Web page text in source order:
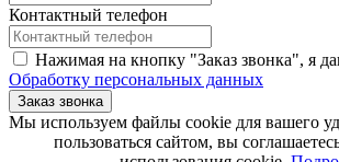
Контактный телефон
Нажимая на кнопку "Заказ звонка", я
Обработку персональных данных
Заказ звонка
​​​​​​​Мы используем файлы cookie для вашего
пользоваться сайтом, вы